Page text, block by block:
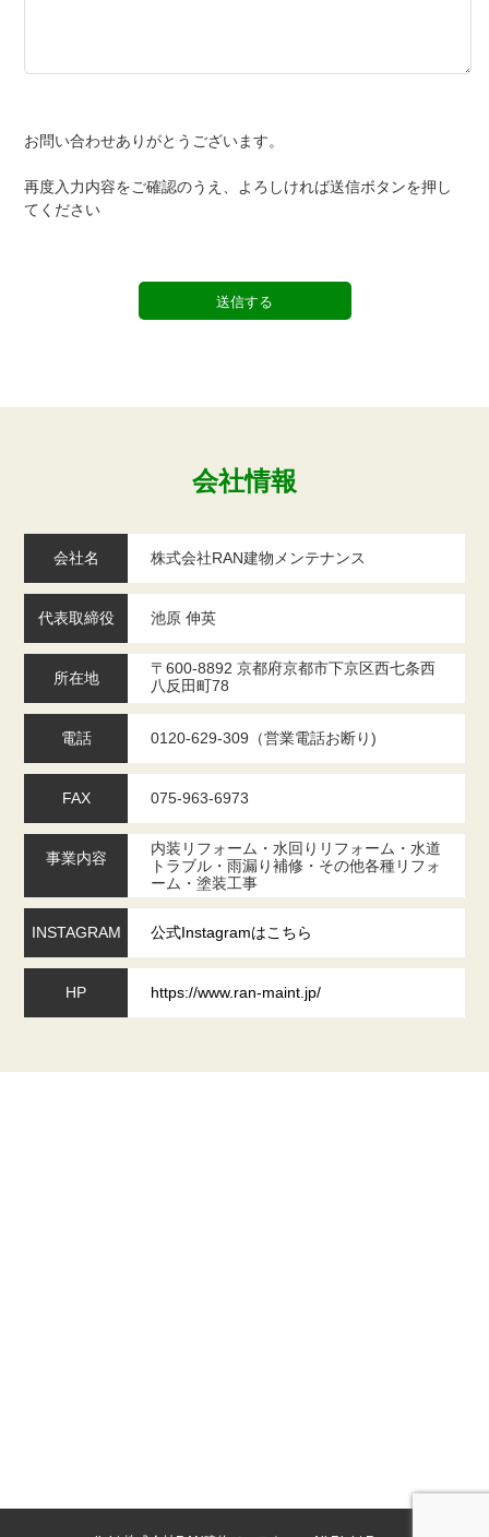
お問い合わせありがとうございます。
再度入力内容をご確認のうえ、よろしければ送信ボタンを押し
てください
会社情報
会社名 株式会社RAN建物メンテナンス
代表取締役 池原 伸英
所在地
〒600-8892 京都府京都市下京区⻄七条⻄
⼋反⽥町78
電話 0120-629-309（営業電話お断り)
FAX 075-963-6973
事業内容
内装リフォーム・⽔回りリフォーム・⽔道
トラブル・⾬漏り補修・その他各種リフォ
ーム・塗装⼯事
INSTAGRAM 公式Instagramはこちら
HP https://www.ran-maint.jp/